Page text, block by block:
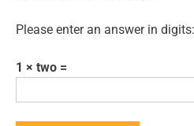
Please enter an answer in digits:
1 × two =